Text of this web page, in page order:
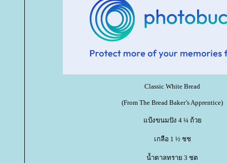
Classic White Bread
(From The Bread Baker’s Apprentice)
ป้งขนมปัง 4 ¼ ถ้ว
เกลือ 1 ½ ชช
น้ำตาลทราย 3 ชต